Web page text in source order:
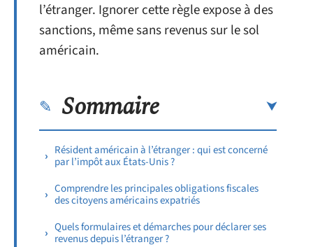
l’étranger. Ignorer cette règle expose à des
sanctions, même sans revenus sur le sol
américain.
Sommaire
Résident américain à l’étranger : qui est concerné
par l’impôt aux États-Unis ?
Comprendre les principales obligations fiscales
des citoyens américains expatriés
Quels formulaires et démarches pour déclarer ses
revenus depuis l’étranger ?